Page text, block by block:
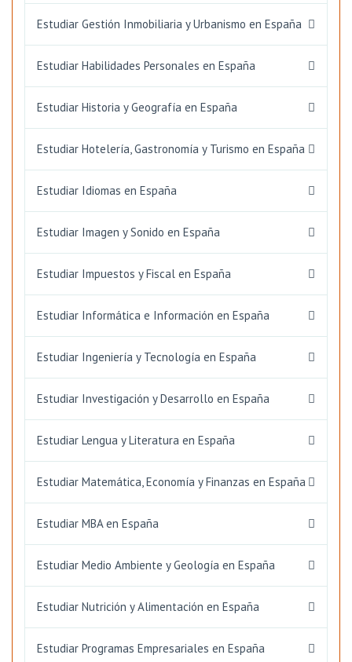
Estudiar Gestión Inmobiliaria y Urbanismo en España
Estudiar Habilidades Personales en España
Estudiar Historia y Geografía en España
Estudiar Hotelería, Gastronomía y Turismo en España
Estudiar Idiomas en España
Estudiar Imagen y Sonido en España
Estudiar Impuestos y Fiscal en España
Estudiar Informática e Información en España
Estudiar Ingeniería y Tecnología en España
Estudiar Investigación y Desarrollo en España
Estudiar Lengua y Literatura en España
Estudiar Matemática, Economía y Finanzas en España
Estudiar MBA en España
Estudiar Medio Ambiente y Geología en España
Estudiar Nutrición y Alimentación en España
Estudiar Programas Empresariales en España